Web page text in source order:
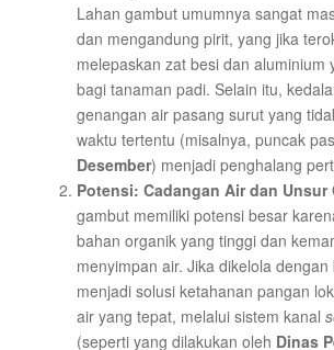
Lahan gambut umumnya sangat
dan mengandung pirit, yang jika
melepaskan zat besi dan aluminium
bagi tanaman padi. Selain itu,
genangan air pasang surut yang
waktu tertentu (misalnya, puncak
Desember) menjadi penghalang
Potensi: Cadangan Air dan Unsur
gambut memiliki potensi besar
bahan organik yang tinggi dan
menyimpan air. Jika dikelola
menjadi solusi ketahanan pangan
air yang tepat, melalui sistem kanal
(seperti yang dilakukan oleh Dinas